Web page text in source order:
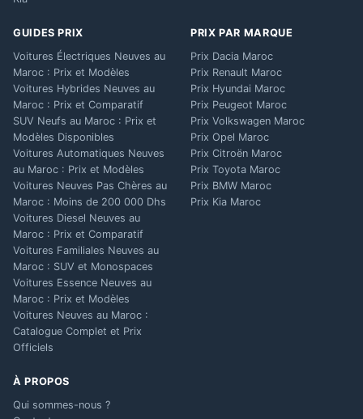
GUIDES PRIX
Voitures Électriques Neuves au
Maroc : Prix et Modèles
Voitures Hybrides Neuves au
Maroc : Prix et Comparatif
SUV Neufs au Maroc : Prix et
Modèles Disponibles
Voitures Automatiques Neuves
au Maroc : Prix et Modèles
Voitures Neuves Pas Chères au
Maroc : Moins de 200 000 Dhs
Voitures Diesel Neuves au
Maroc : Prix et Comparatif
Voitures Familiales Neuves au
Maroc : SUV et Monospaces
Voitures Essence Neuves au
Maroc : Prix et Modèles
Voitures Neuves au Maroc :
Catalogue Complet et Prix
Officiels
PRIX PAR MARQUE
Prix Dacia Maroc
Prix Renault Maroc
Prix Hyundai Maroc
Prix Peugeot Maroc
Prix Volkswagen Maroc
Prix Opel Maroc
Prix Citroën Maroc
Prix Toyota Maroc
Prix BMW Maroc
Prix Kia Maroc
À PROPOS
Qui sommes-nous ?